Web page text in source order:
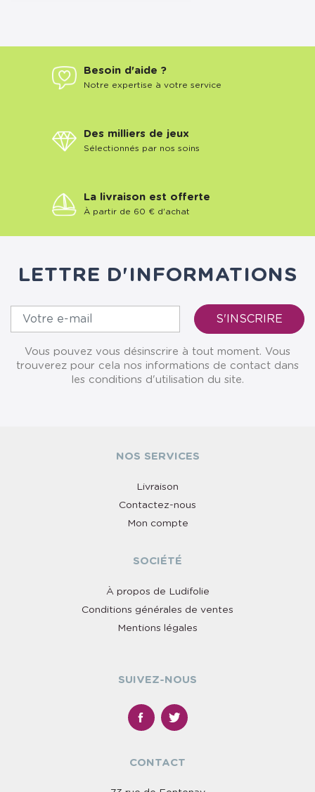
Besoin d'aide ?
Notre expertise à votre service
Des milliers de jeux
Sélectionnés par nos soins
La livraison est offerte
À partir de 60 € d'achat
LETTRE D'INFORMATIONS
Vous pouvez vous désinscrire à tout moment. Vous
trouverez pour cela nos informations de contact dans
les conditions d'utilisation du site.
NOS SERVICES
Livraison
Contactez-nous
Mon compte
SOCIÉTÉ
À propos de Ludifolie
Conditions générales de ventes
Mentions légales
SUIVEZ-NOUS
CONTACT